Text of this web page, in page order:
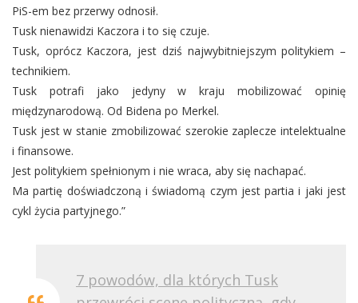
PiS-em bez przerwy odnosił.
Tusk nienawidzi Kaczora i to się czuje.
Tusk, oprócz Kaczora, jest dziś najwybitniejszym politykiem –
technikiem.
Tusk potrafi jako jedyny w kraju mobilizować opinię
międzynarodową. Od Bidena po Merkel.
Tusk jest w stanie zmobilizować szerokie zaplecze intelektualne
i finansowe.
Jest politykiem spełnionym i nie wraca, aby się nachapać.
Ma partię doświadczoną i świadomą czym jest partia i jaki jest
cykl życia partyjnego.”
7 powodów, dla których Tusk